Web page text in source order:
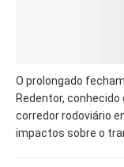
O prolongado
Redentor,
corredor rodoviário
impactos sobre o